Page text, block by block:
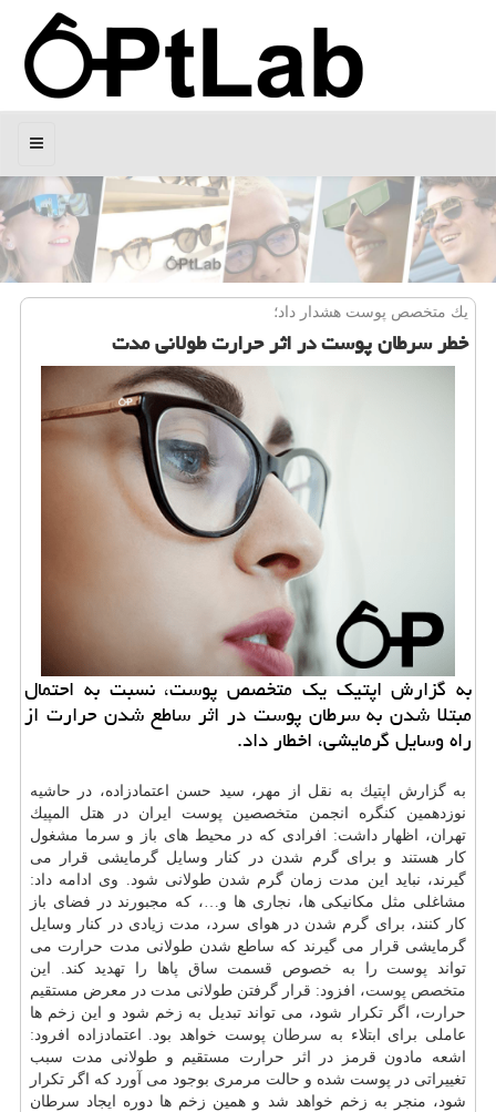
منو
یك متخصص پوست هشدار داد؛
خطر سرطان پوست در اثر حرارت طولانی مدت
به گزارش اپتیك یك متخصص پوست، نسبت به احتمال
مبتلا شدن به سرطان پوست در اثر ساطع شدن حرارت از
راه وسایل گرمایشی، اخطار داد.
به گزارش اپتیك به نقل از مهر، سید حسن اعتمادزاده، در حاشیه
نوزدهمین كنگره انجمن متخصصین پوست ایران در هتل المپیك
تهران، اظهار داشت: افرادی كه در محیط های باز و سرما مشغول
كار هستند و برای گرم شدن در كنار وسایل گرمایشی قرار می
گیرند، نباید این مدت زمان گرم شدن طولانی شود. وی ادامه داد:
مشاغلی مثل مكانیكی ها، نجاری ها و…، كه مجبورند در فضای باز
كار كنند، برای گرم شدن در هوای سرد، مدت زیادی در كنار وسایل
گرمایشی قرار می گیرند كه ساطع شدن طولانی مدت حرارت می
تواند پوست را به خصوص قسمت ساق پاها را تهدید كند. این
متخصص پوست، افزود: قرار گرفتن طولانی مدت در معرض مستقیم
حرارت، اگر تكرار شود، می تواند تبدیل به زخم شود و این زخم ها
عاملی برای ابتلاء به سرطان پوست خواهد بود. اعتمادزاده افرود:
اشعه مادون قرمز در اثر حرارت مستقیم و طولانی مدت سبب
تغییراتی در پوست شده و حالت مرمری بوجود می آورد كه اگر تكرار
شود، منجر به زخم خواهد شد و همین زخم ها دوره ایجاد سرطان